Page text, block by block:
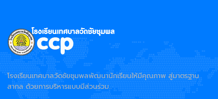
โรงเรียนเทศบาลวัดชัยชุมพลพัฒนานักเรียนให้มีคุณภาพ สู่มาตรฐาน
สากล ด้วยการบริหารแบบมีส่วนร่วม..